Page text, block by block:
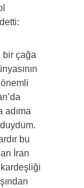
bir çağa
önemli
adıma
bu
İran